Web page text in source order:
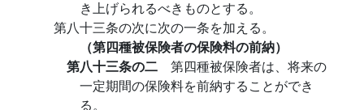
き上げられるべきものとする。
第八十三条の次に次の一条を加える。
（第四種被保険者の保険料の前納）
第八十三条の二 第四種被保険者は、将来の
一定期間の保険料を前納することができ
る。